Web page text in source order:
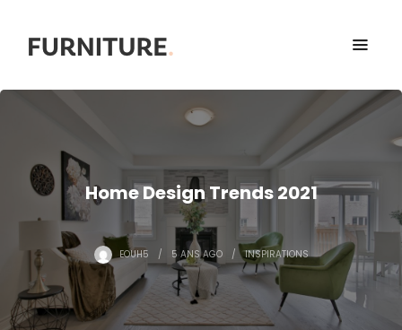
Home Design Trends 2021
EOUH5 5 ANSAGO INSPIRATIONS